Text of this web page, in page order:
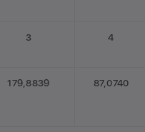
3 4
179,8839 87,0740